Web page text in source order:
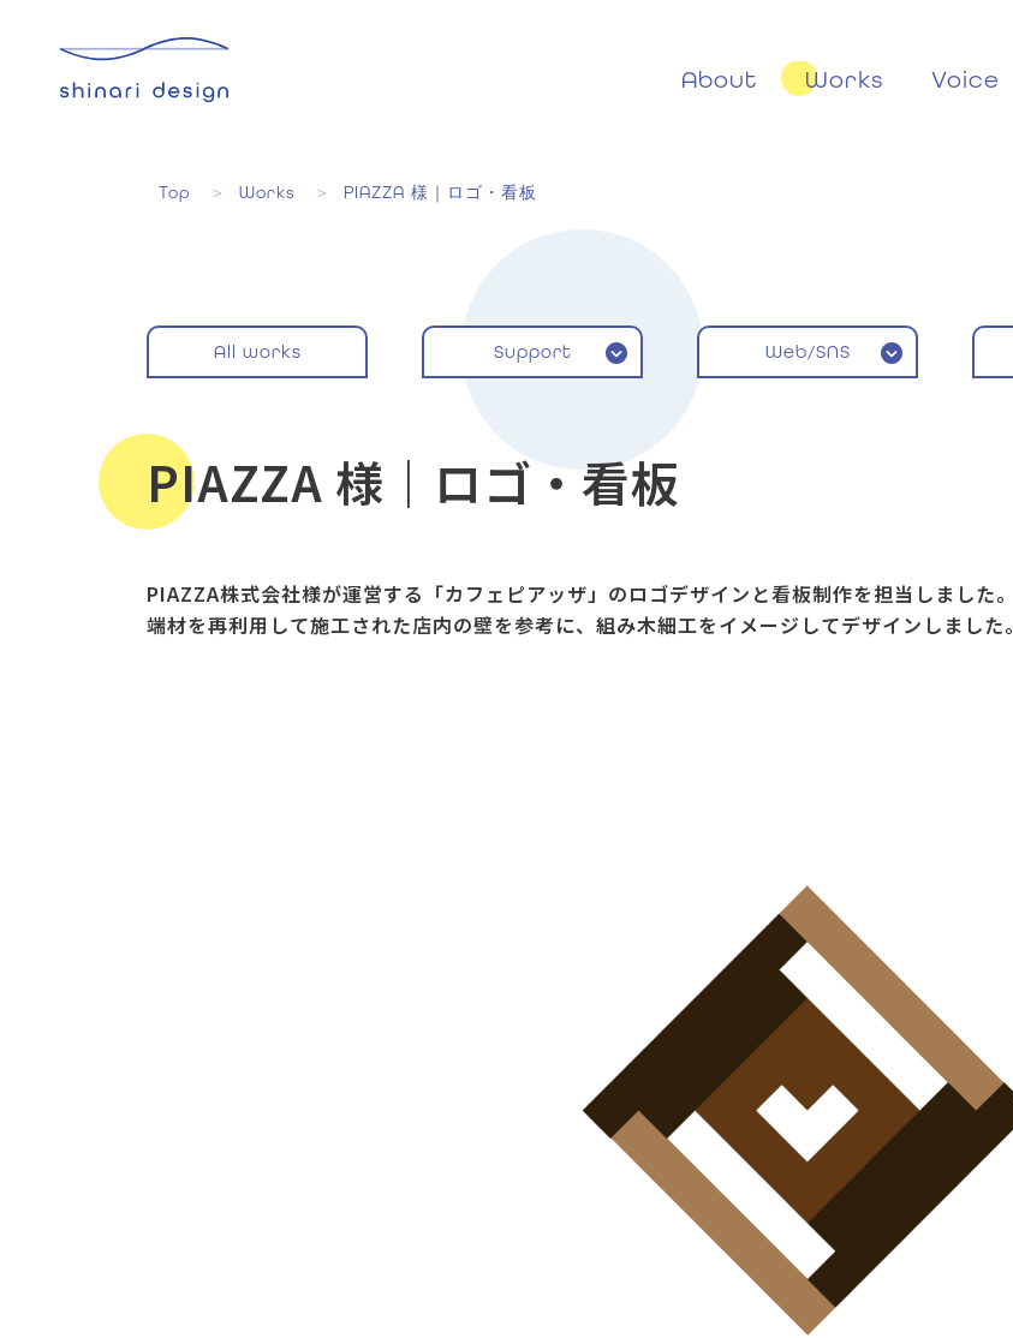
About Works Voice
Top Works PIAZZA 様｜ロゴ・看板
All works Support Web/SNS
PIAZZA 様｜ロゴ・看板
PIAZZA株式会社様が運営する「カフェピアッザ」のロゴデザインと看板制作を担当しました。
端材を再利用して施工された店内の壁を参考に、組み木細工をイメージしてデザインしました。